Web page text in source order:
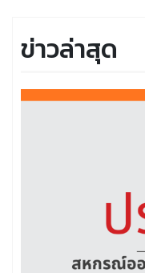
ข่าวล่าสุด